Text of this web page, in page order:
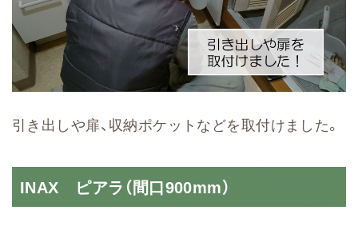
引き出しや扉、収納ポケットなどを取付けました。
INAX ピアラ（間口900mm）